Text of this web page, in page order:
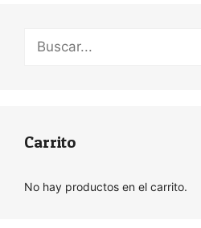
Buscar:
Carrito
No hay productos en el carrito.